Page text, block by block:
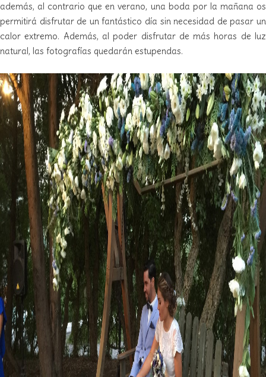
además, al contrario que en verano, una boda por la mañana os
permitirá disfrutar de un fantástico día sin necesidad de pasar un
calor extremo. Además, al poder disfrutar de más horas de luz
natural, las fotografías quedarán estupendas.